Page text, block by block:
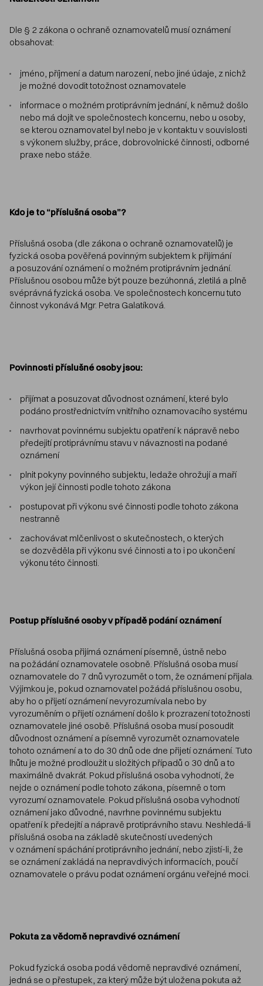
Dle § 2 zákona o ochraně oznamovatelů musí oznámení
obsahovat:
jméno, příjmení a datum narození, nebo jiné údaje, z nichž
je možné dovodit totožnost oznamovatele
informace o možném protiprávním jednání, k němuž došlo
nebo má dojít ve společnostech koncernu, nebo u osoby,
se kterou oznamovatel byl nebo je v kontaktu v souvislosti
s výkonem služby, práce, dobrovolnické činnosti, odborné
praxe nebo stáže.
Kdo je to “příslušná osoba”?
Příslušná osoba (dle zákona o ochraně oznamovatelů) je
fyzická osoba pověřená povinným subjektem k přijímání
a posuzování oznámení o možném protiprávním jednání.
Příslušnou osobou může být pouze bezúhonná, zletilá a plně
svéprávná fyzická osoba. Ve společnostech koncernu tuto
činnost vykonává Mgr. Petra Galatíková.
Povinnosti příslušné osoby jsou:
přijímat a posuzovat důvodnost oznámení, které bylo
podáno prostřednictvím vnitřního oznamovacího systému
navrhovat povinnému subjektu opatření k nápravě nebo
předejití protiprávnímu stavu v návaznosti na podané
oznámení
plnit pokyny povinného subjektu, ledaže ohrožují a maří
výkon její činnosti podle tohoto zákona
postupovat při výkonu své činnosti podle tohoto zákona
nestranně
zachovávat mlčenlivost o skutečnostech, o kterých
se dozvěděla při výkonu své činnosti a to i po ukončení
výkonu této činnosti.
Postup příslušné osoby v případě podání oznámení
Příslušná osoba přijímá oznámení písemně, ústně nebo
na požádání oznamovatele osobně. Příslušná osoba musí
oznamovatele do 7 dnů vyrozumět o tom, že oznámení přijala.
Výjimkou je, pokud oznamovatel požádá příslušnou osobu,
aby ho o přijetí oznámení nevyrozumívala nebo by
vyrozuměním o přijetí oznámení došlo k prozrazení totožnosti
oznamovatele jiné osobě. Příslušná osoba musí posoudit
důvodnost oznámení a písemně vyrozumět oznamovatele
tohoto oznámení a to do 30 dnů ode dne přijetí oznámení. Tuto
lhůtu je možné prodloužit u složitých případů o 30 dnů a to
maximálně dvakrát. Pokud příslušná osoba vyhodnotí, že
nejde o oznámení podle tohoto zákona, písemně o tom
vyrozumí oznamovatele. Pokud příslušná osoba vyhodnotí
oznámení jako důvodné, navrhne povinnému subjektu
opatření k předejití a nápravě protiprávního stavu. Neshledá-li
příslušná osoba na základě skutečností uvedených
v oznámení spáchání protiprávního jednání, nebo zjistí-li, že
se oznámení zakládá na nepravdivých informacích, poučí
oznamovatele o právu podat oznámení orgánu veřejné moci.
Pokuta za vědomě nepravdivé oznámení
Pokud fyzická osoba podá vědomě nepravdivé oznámení,
jedná se o přestupek, za který může být uložena pokuta až